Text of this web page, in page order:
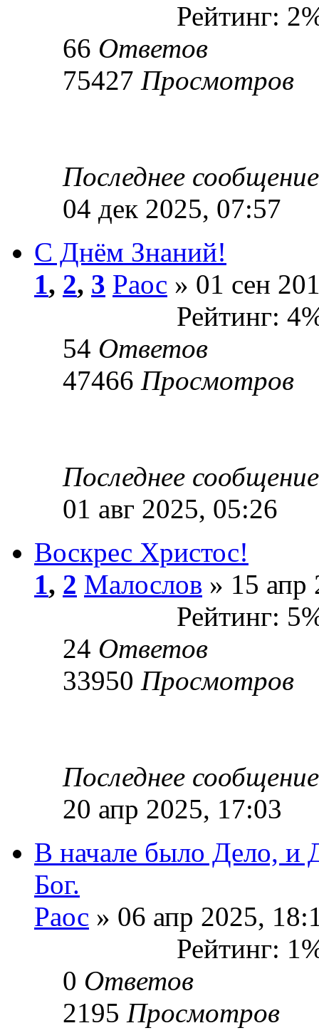
Рейтинг:
66 Ответов
75427 Просмотров
Последнее
04 дек 2025, 07:57
С Днём Знаний!
1, 2, 3 Раос » 01 сен
Рейтинг:
54 Ответов
47466 Просмотров
Последнее
01 авг 2025, 05:26
Воскрес Христос!
1, 2 Малослов » 15 апр
Рейтинг:
24 Ответов
33950 Просмотров
Последнее
20 апр 2025, 17:03
В начале было Дело, и
Бог.
Раос » 06 апр 2025,
Рейтинг:
0 Ответов
2195 Просмотров